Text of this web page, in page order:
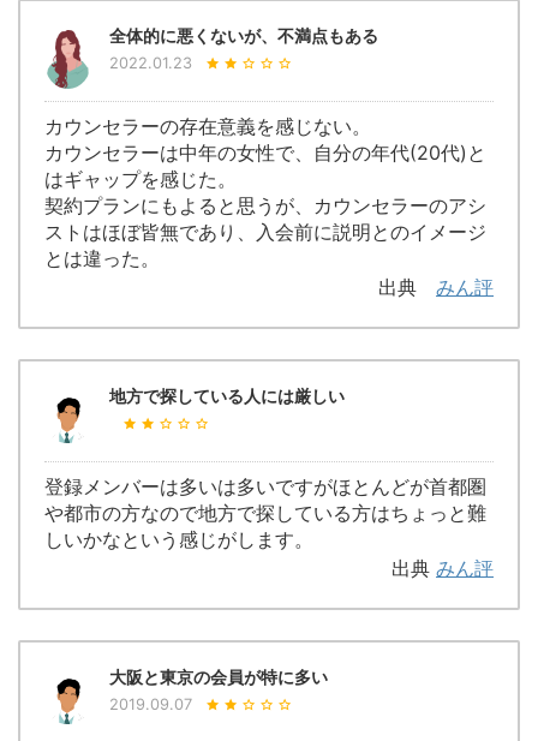
全体的に悪くないが、不満点もある
2022.01.23
カウンセラーの存在意義を感じない。
カウンセラーは中年の女性で、自分の年代(20代)と
はギャップを感じた。
契約プランにもよると思うが、カウンセラーのアシ
ストはほぼ皆無であり、入会前に説明とのイメージ
とは違った。
出典 みん評
地方で探している人には厳しい
登録メンバーは多いは多いですがほとんどが首都圏
や都市の方なので地方で探している方はちょっと難
しいかなという感じがします。
出典 みん評
大阪と東京の会員が特に多い
2019.09.07